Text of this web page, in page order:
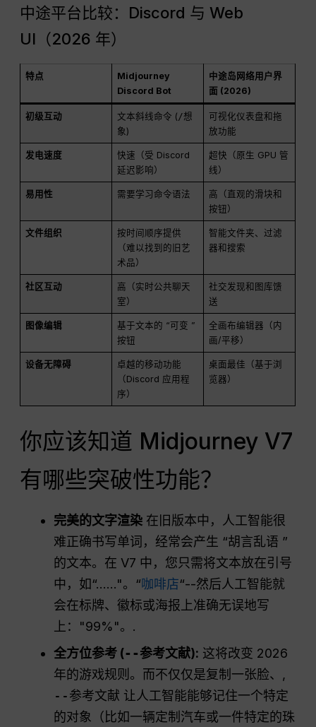
中途平台比较：Discord 与 Web
UI（2026 年）
特点
Midjourney
Discord Bot
中途岛网络用户界
面 (2026)
初级互动 文本斜线命令 ( /想
象 )
可视化仪表盘和拖
放功能
发电速度
快速（受 Discord
延迟影响）
超快（原生 GPU 管
线）
易用性 需要学习命令语法
高（直观的滑块和
按钮）
文件组织
按时间顺序提供
（难以找到的旧艺
术品）
智能文件夹、过滤
器和搜索
社区互动
高（实时公共聊天
室）
社交发现和图库馈
送
图像编辑
基于文本的 “可变 ”
按钮
全画布编辑器（内
画/平移）
设备无障碍
卓越的移动功能
（Discord 应用程
序）
桌面最佳（基于浏
览器）
你应该知道 Midjourney V7
有哪些突破性功能？
完美的文字渲染 在旧版本中，人工智能很
难正确书写单词，经常会产生 “胡言乱语 ”
的文本。在 V7 中，您只需将文本放在引号
中，如“......"。“咖啡店“--然后人工智能就
会在标牌、徽标或海报上准确无误地写
上："99%"。.
全方位参考 (--参考文献): 这将改变 2026
年的游戏规则。而不仅仅是复制一张脸、,
--参考文献 让人工智能能够记住一个特定
的对象（比如一辆定制汽车或一件特定的珠